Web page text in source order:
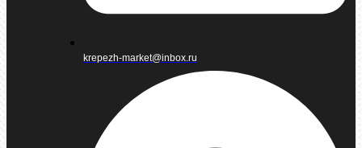
krepezh-market@inbox.ru